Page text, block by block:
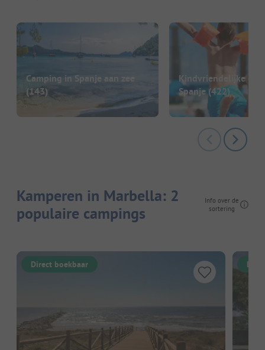
Camping in Spanje aan zee
(143)
Kindvriendelijke
Spanje(422)
Kamperen in Marbella: 2
populaire campings
Info over de
sortering
Direct boekbaar